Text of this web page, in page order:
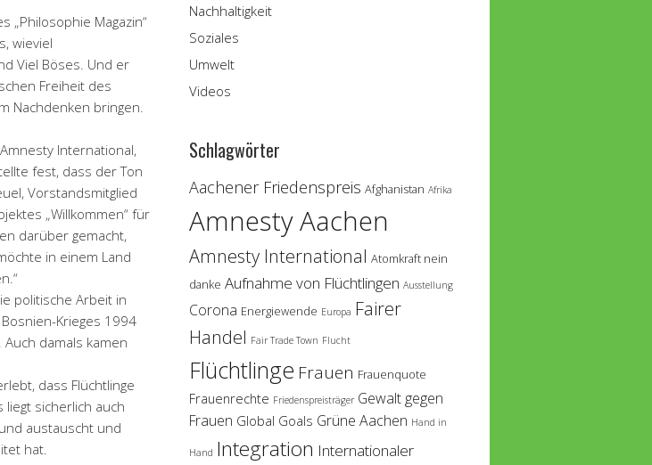
„Philosophie Magazin“
wieviel
Viel Böses. Und er
Freiheit des
Nachdenken bringen.
International,
fest, dass der Ton
Vorstandsmitglied
„Willkommen“ für
darüber gemacht,
in einem Land
politische Arbeit in
Krieges 1994
damals kamen
dass Flüchtlinge
sicherlich auch
austauscht und
hat.
Nachhaltigkeit
Soziales
Umwelt
Videos
Schlagwörter
Aachener Friedenspreis Afghanistan Afrika
Amnesty Aachen
Amnesty International Atomkraft nein
danke Aufnahme von Flüchtlingen Ausstellung
Corona Energiewende Europa Fairer
Handel Fair Trade Town Flucht
Flüchtlinge Frauen Frauenquote
Frauenrechte Friedenspreisträger Gewalt gegen
Frauen Global Goals Grüne Aachen Hand in
Hand Integration Internationaler